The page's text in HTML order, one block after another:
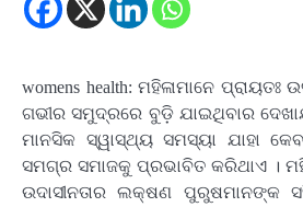
womens health: ମହିଳାମାନେ ପ୍ରାୟତଃ
ଗଭୀର ସମୁଦ୍ରରେ ବୁଡ଼ି ଯାଇଥିବାର
ମାନସିକ ସ୍ୱାସ୍ଥ୍ୟ ସମସ୍ୟା ଯାହା
ସମଗ୍ର ସମାଜକୁ ପ୍ରଭାବିତ କରିଥାଏ ।
ଉଦାସୀନତାର ଲକ୍ଷଣ ପୁରୁଷମାନଙ୍କ